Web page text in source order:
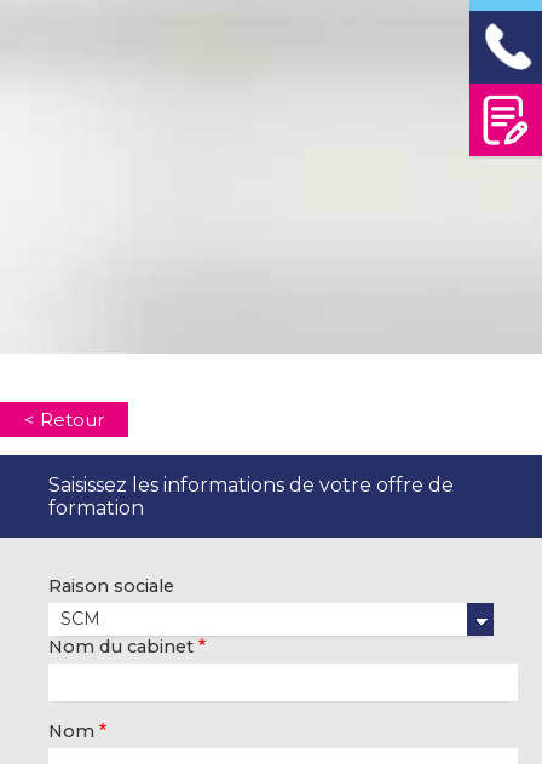
< Retour
Saisissez les informations de votre offre de
formation
Raison sociale
Nom du cabinet
Nom